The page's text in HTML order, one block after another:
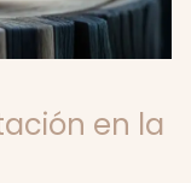
en la